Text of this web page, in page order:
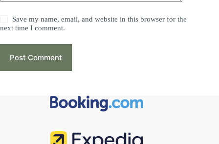
Save my name, email, and website in this browser for the
next time I comment.
Post Comment